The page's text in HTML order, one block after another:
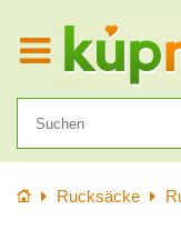
StartseiteRucksäcke